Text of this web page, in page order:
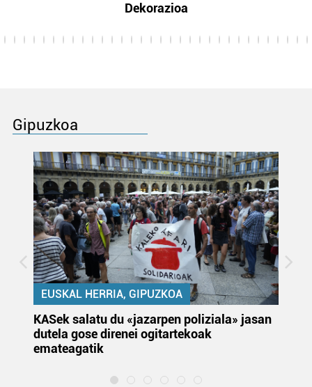
Dekorazioa
Gipuzkoa
EUSKAL HERRIA, GIPUZKOA
KASek salatu du «jazarpen poliziala» jasan
dutela gose direnei ogitartekoak
emateagatik